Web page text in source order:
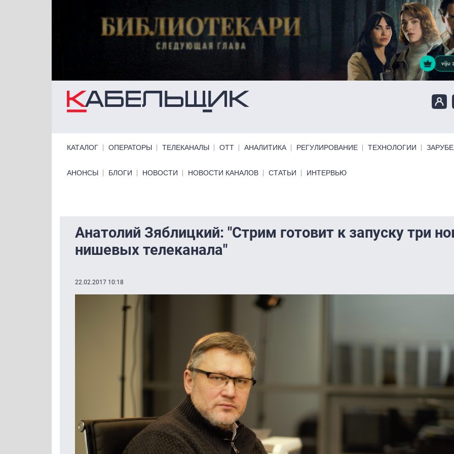
КАТАЛОГ ОПЕРАТОРЫ ТЕЛЕКАНАЛЫ ОТТ АНАЛИТИКА РЕГУЛИРОВАНИЕ ТЕХНОЛОГИИ
Primary links bottom
АНОНСЫ БЛОГИ НОВОСТИ НОВОСТИ КАНАЛОВ СТАТЬИ ИНТЕРВЬЮ
Анатолий Зяблицкий: "Стрим готовит к запуску три
нишевых телеканала"
22.02.2017 10:18